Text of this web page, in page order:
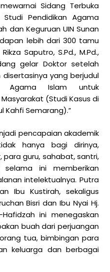
Sidang Terbuka
Pendidikan Agama
dan Keguruan UIN Sunan
lebih dari 300 tamu
Saputro, S.Pd., M.Pd.,
gelar Doktor setelah
yang berjudul
Agama Islam untuk
(Studi Kasus di
Kahfi Semarang).”
pencapaian akademik
hanya bagi dirinya,
guru, sahabat, santri,
ini memberikan
intelektualnya. Putra
Ibu Kustirah, sekaligus
Bisri dan Ibu Nyai Hj.
ini menegaskan
buah dari perjuangan
tua, bimbingan para
keluarga dan berbagai